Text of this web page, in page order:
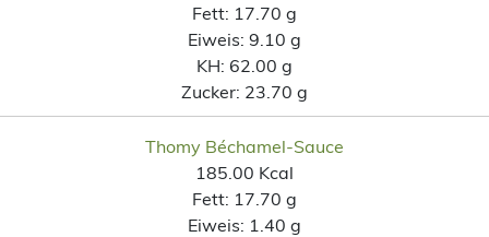
Fett: 17.70 g
Eiweis: 9.10 g
KH: 62.00 g
Zucker: 23.70 g
Thomy Béchamel-Sauce
185.00 Kcal
Fett: 17.70 g
Eiweis: 1.40 g